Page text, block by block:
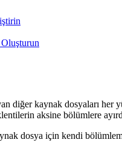
diğer kaynak dosyaları her
aksine bölümlere
dosya için kendi